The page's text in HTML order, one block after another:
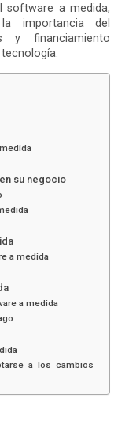
software a medida,
importancia del
y financiamiento
su negocio
a medida
a medida
a los cambios